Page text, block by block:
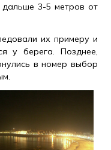
3-5 метров от
их примеру и
у берега. Позднее,
в номер выбор